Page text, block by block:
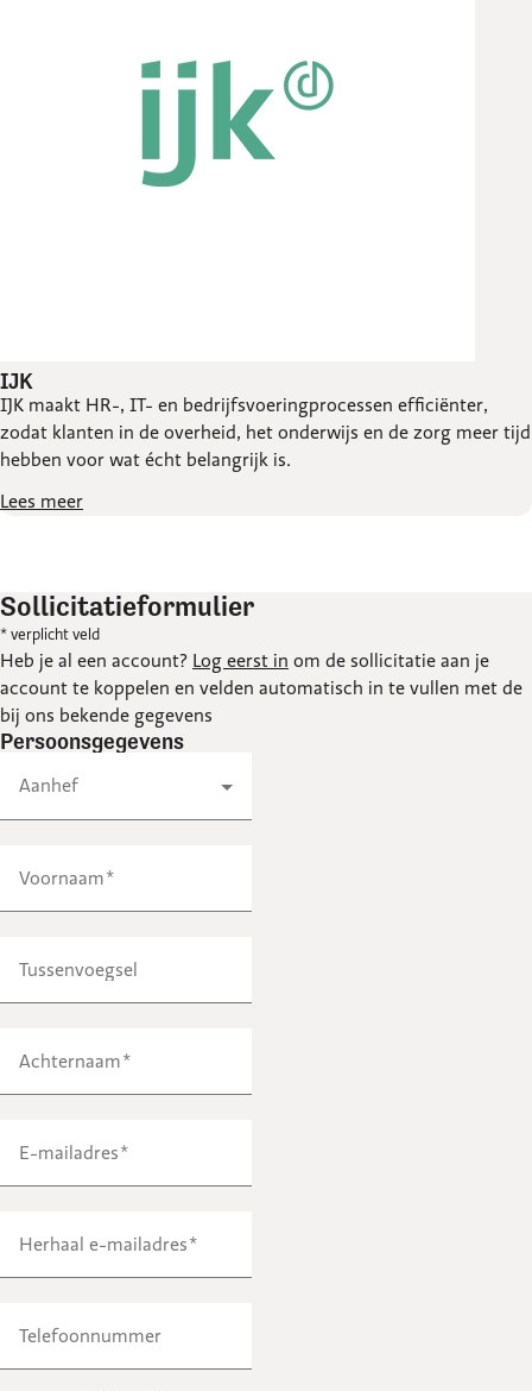
IJK
IJK maakt HR-, IT- en bedrijfsvoeringprocessen efficiënter,
zodat klanten in de overheid, het onderwijs en de zorg meer tijd
hebben voor wat écht belangrijk is.
Lees meer
Sollicitatieformulier
* verplicht veld
Heb je al een account? Log eerst in om de sollicitatie aan je
account te koppelen en velden automatisch in te vullen met de
bij ons bekende gegevens
Persoonsgegevens
Aanhef
Voornaam
Tussenvoegsel
Achternaam
E-mailadres
Herhaal e-mailadres
Telefoonnummer